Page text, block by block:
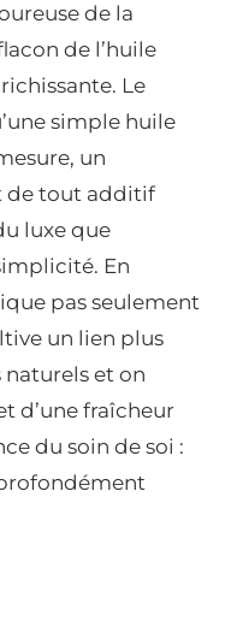
de la
de l’huile
Le
simple huile
un
de tout additif
luxe que
En
pas seulement
un lien plus
et on
d’une fraîcheur
du soin de soi :